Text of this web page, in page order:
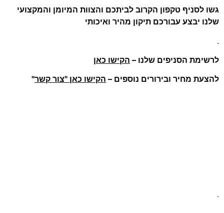
גשו לסניף טקפון הקרוב לביתכם והצוות המיומן והמקצועי
שלנו יבצע עבורכם תיקון מהיר ואיכותי
.
לרשימת הסניפים שלנו – הקישו כאן
להצעת מחיר ובירורים נוספים – הקישו כאן "צור קשר"
.